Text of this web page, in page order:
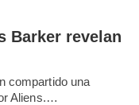
Barker revelan
compartido una
Aliens.…